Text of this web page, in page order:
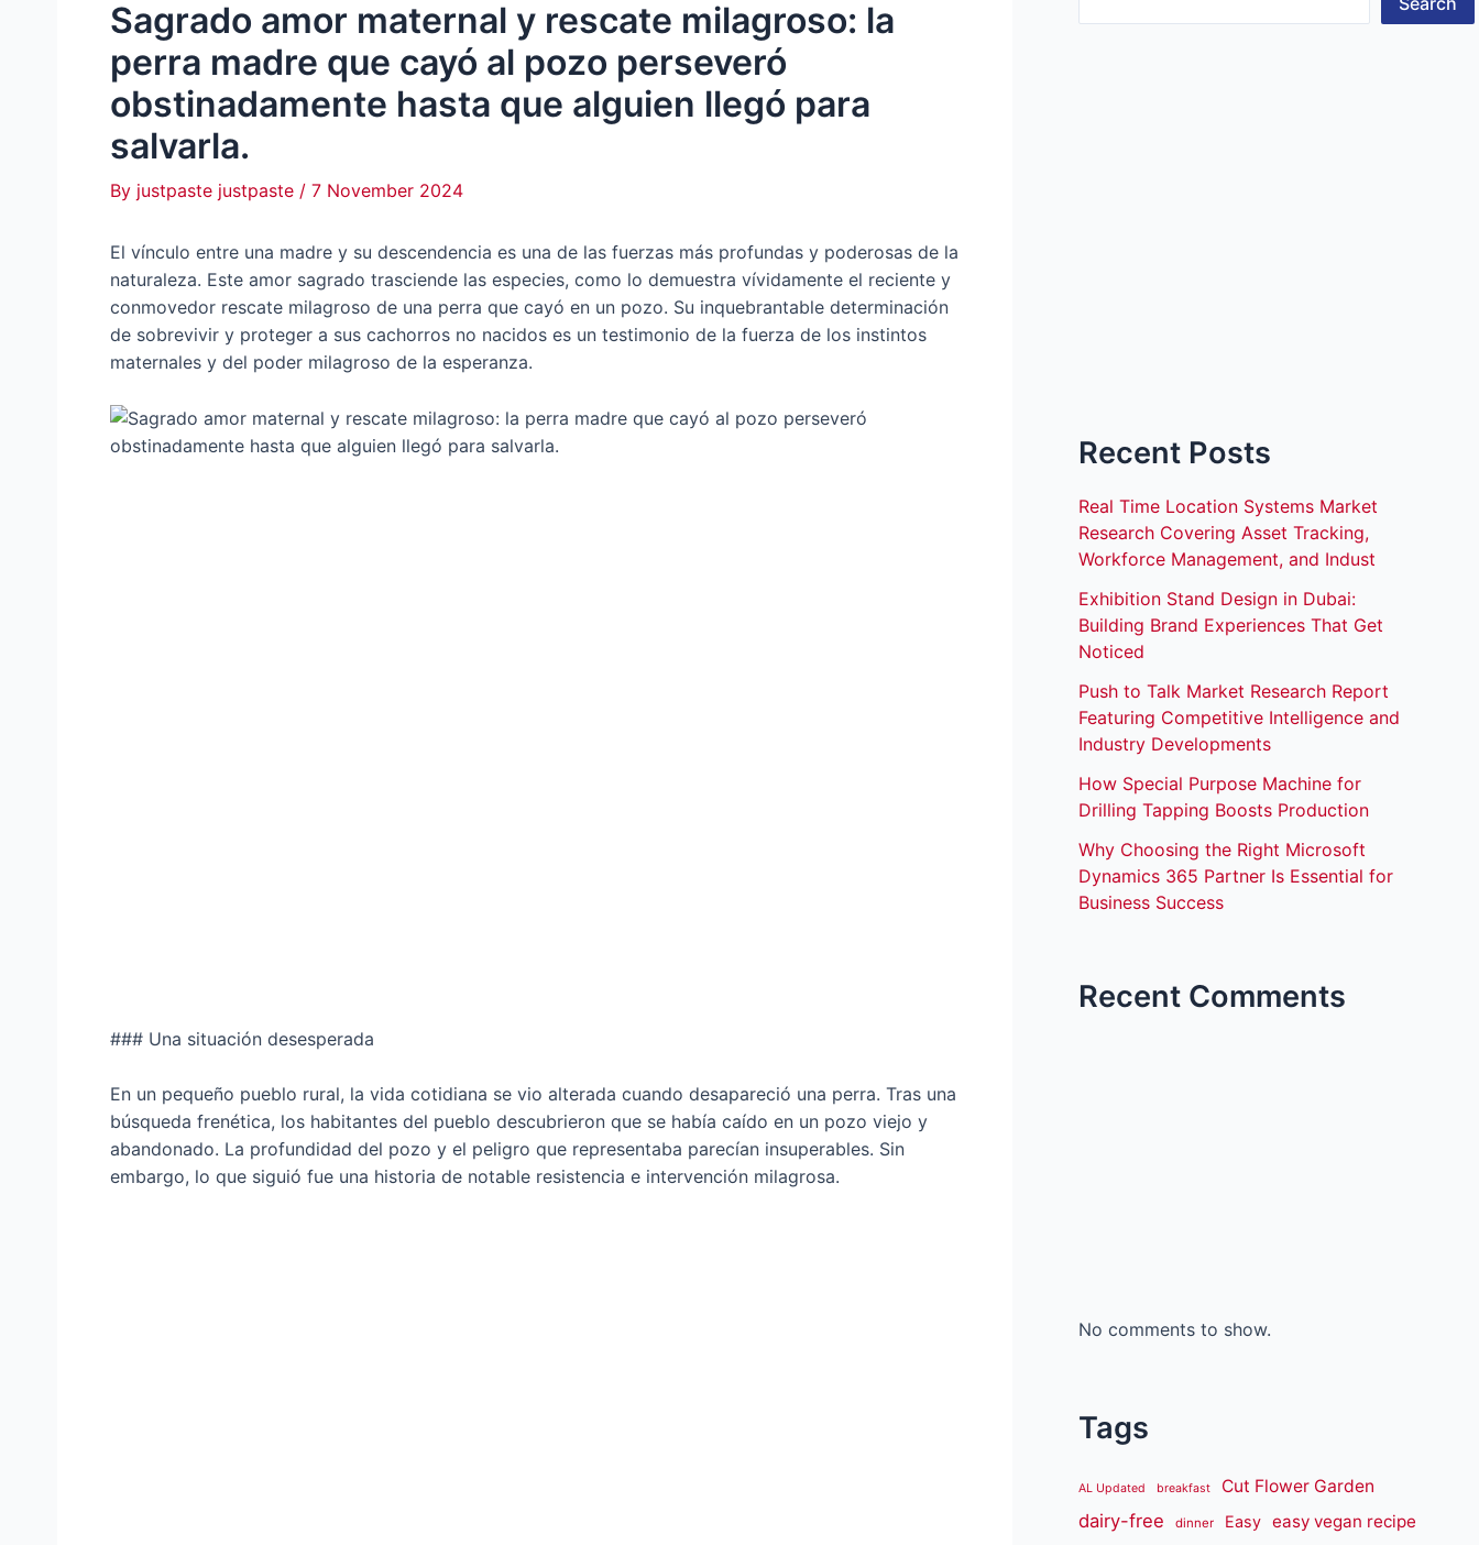
Sagrado amor maternal y rescate milagroso: la
perra madre que cayó al pozo perseveró
obstinadamente hasta que alguien llegó para
salvarla.
By justpaste justpaste / 7 November 2024
El vínculo entre una madre y su descendencia es una de las fuerzas más profundas y poderosas de la
naturaleza. Este amor sagrado trasciende las especies, como lo demuestra vívidamente el reciente y
conmovedor rescate milagroso de una perra que cayó en un pozo. Su inquebrantable determinación
de sobrevivir y proteger a sus cachorros no nacidos es un testimonio de la fuerza de los instintos
maternales y del poder milagroso de la esperanza.
### Una situación desesperada
En un pequeño pueblo rural, la vida cotidiana se vio alterada cuando desapareció una perra. Tras una
búsqueda frenética, los habitantes del pueblo descubrieron que se había саído en un pozo viejo y
abandonado. La profundidad del pozo y el peligro que representaba parecían insuperables. Sin
embargo, lo que siguió fue una historia de notable resistencia e intervención milagrosa.
Recent Posts
Real Time Location Systems Market
Research Covering Asset Tracking,
Workforce Management, and Indust
Exhibition Stand Design in Dubai:
Building Brand Experiences That Get
Noticed
Push to Talk Market Research Report
Featuring Competitive Intelligence and
Industry Developments
How Special Purpose Machine for
Drilling Tapping Boosts Production
Why Choosing the Right Microsoft
Dynamics 365 Partner Is Essential for
Business Success
Recent Comments
No comments to show.
Tags
AL Updated breakfast Cut Flower Garden
dairy-free dinner Easy easy vegan recipe